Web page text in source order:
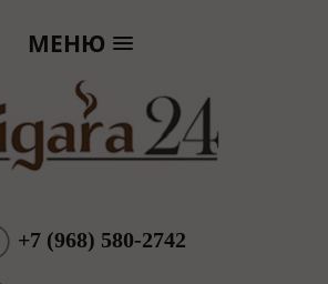
МЕНЮ
+7 (968) 580-2742